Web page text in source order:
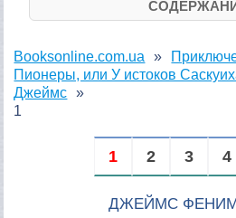
Booksonline.com.ua
Пионеры, или У истоков
Джеймс
1
1 2 3 4
ДЖЕЙМС